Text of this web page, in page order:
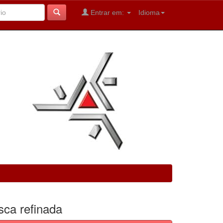
Idioma
Entrar em:
refinada